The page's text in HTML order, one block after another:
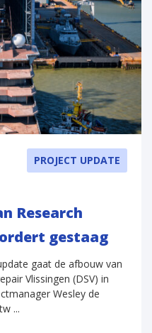
PROJECT UPDATE
Research
gestaag
gaat de afbouw van
Vlissingen (DSV) in
Wesley de
...